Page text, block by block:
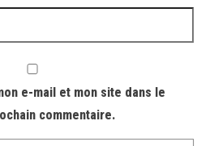
e-mail et mon site dans le
commentaire.